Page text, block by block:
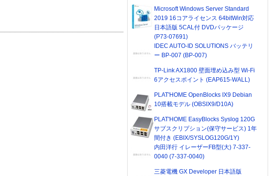
Microsoft Windows Server Standard
2019 16コアライセンス 64bitWin対応
日本語版 5CAL付 DVDパッケージ
(P73-07691)
IDEC AUTO-ID SOLUTIONS バッテリ
ー BP-007 (BP-007)
TP-Link AX1800 壁面埋め込み型 Wi-Fi
6アクセスポイント (EAP615-WALL)
PLAT'HOME OpenBlocks IX9 Debian
10搭載モデル (OBSIX9/D10A)
PLAT'HOME EasyBlocks Syslog 120G
サブスクリプション(保守サービス) 1年
間付き (EBIX/SYSLOG120G/1Y)
内田洋行 イレーザーFB型(大) 7-337-
0040 (7-337-0040)
三菱電機 GX Developer 日本語版